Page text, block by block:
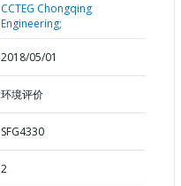
CCTEG Chongqing
Engineering;
2018/05/01
环境评价
SFG4330
2